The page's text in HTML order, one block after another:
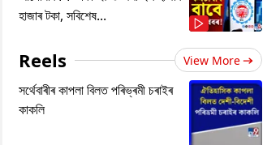
হাজাৰ টকা, সবিশেষ...
Reels View More
সৰ্থেবাৰীৰ কাপলা বিলত পৰিভ্ৰমী চৰাইৰ
কাকলি